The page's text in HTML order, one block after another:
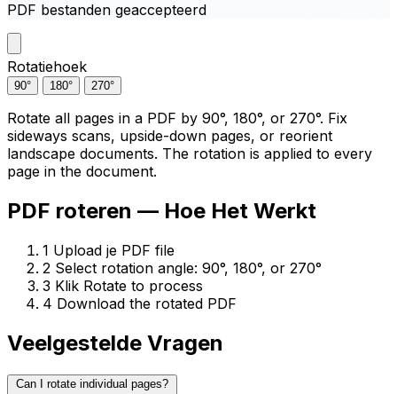
PDF bestanden geaccepteerd
Rotatiehoek
90° 180° 270°
Rotate all pages in a PDF by 90°, 180°, or 270°. Fix
sideways scans, upside-down pages, or reorient
landscape documents. The rotation is applied to every
page in the document.
PDF roteren — Hoe Het Werkt
1 Upload je PDF file
2 Select rotation angle: 90°, 180°, or 270°
3 Klik Rotate to process
4 Download the rotated PDF
Veelgestelde Vragen
Can I rotate individual pages?